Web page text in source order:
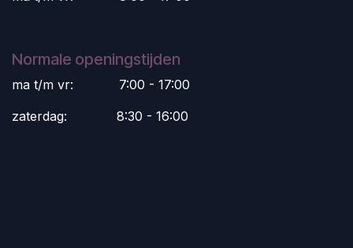
Normale openingstijden
ma t/m vr:
​7:00 - 17:00
zaterdag:
​8:30 - 16:00